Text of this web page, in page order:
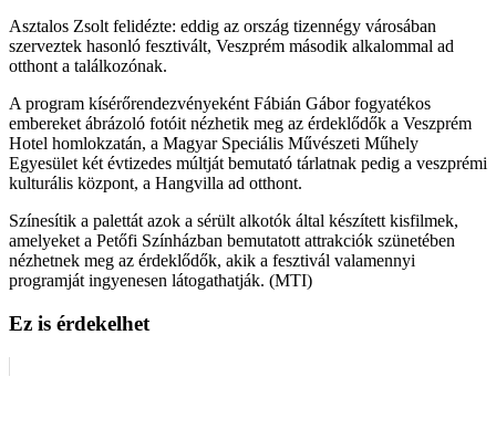
Asztalos Zsolt felidézte: eddig az ország tizennégy városában
szerveztek hasonló fesztivált, Veszprém második alkalommal ad
otthont a találkozónak.
A program kísérőrendezvényeként Fábián Gábor fogyatékos
embereket ábrázoló fotóit nézhetik meg az érdeklődők a Veszprém
Hotel homlokzatán, a Magyar Speciális Művészeti Műhely
Egyesület két évtizedes múltját bemutató tárlatnak pedig a veszprémi
kulturális központ, a Hangvilla ad otthont.
Színesítik a palettát azok a sérült alkotók által készített kisfilmek,
amelyeket a Petőfi Színházban bemutatott attrakciók szünetében
nézhetnek meg az érdeklődők, akik a fesztivál valamennyi
programját ingyenesen látogathatják. (MTI)
Ez is érdekelhet